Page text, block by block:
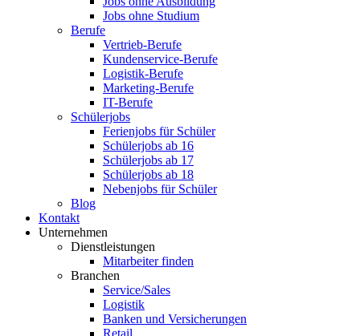
Jobs ohne Studium
Berufe
Vertrieb-Berufe
Kundenservice-Berufe
Logistik-Berufe
Marketing-Berufe
IT-Berufe
Schülerjobs
Ferienjobs für Schüler
Schülerjobs ab 16
Schülerjobs ab 17
Schülerjobs ab 18
Nebenjobs für Schüler
Blog
Kontakt
Unternehmen
Dienstleistungen
Mitarbeiter finden
Branchen
Service/Sales
Logistik
Banken und Versicherungen
Retail